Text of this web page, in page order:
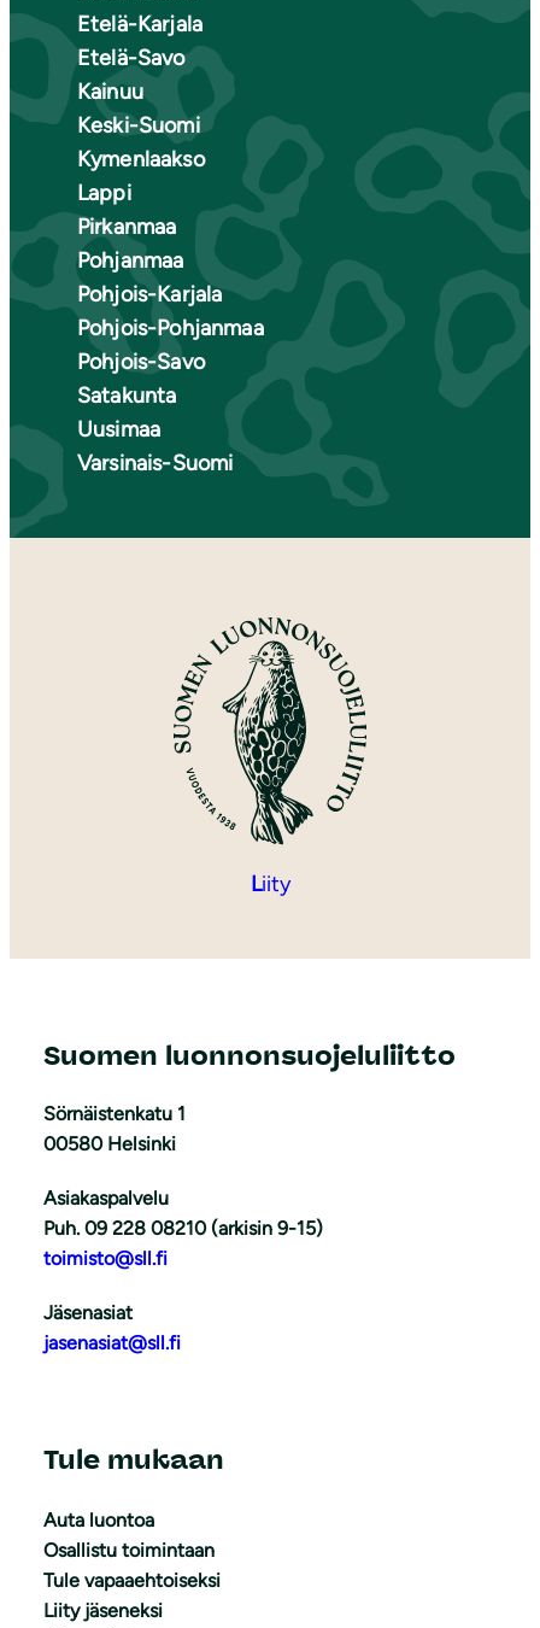
Etelä-Karjala
Etelä-Savo
Kainuu
Keski-Suomi
Kymenlaakso
Lappi
Pirkanmaa
Pohjanmaa
Pohjois-Karjala
Pohjois-Pohjanmaa
Pohjois-Savo
Satakunta
Uusimaa
Varsinais-Suomi
Liity
Suomen luonnonsuojeluliitto
Sörnäistenkatu 1
00580 Helsinki
Asiakaspalvelu
Puh. 09 228 08210 (arkisin 9-15)
toimisto@sll.fi
Jäsenasiat
jasenasiat@sll.fi
Tule mukaan
Auta luontoa
Osallistu toimintaan
Tule vapaaehtoiseksi
Liity jäseneksi